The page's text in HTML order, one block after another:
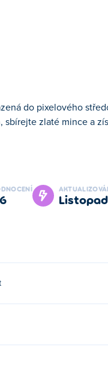
do pixelového
sbírejte zlaté mince a
Arkády Hry.
3.6